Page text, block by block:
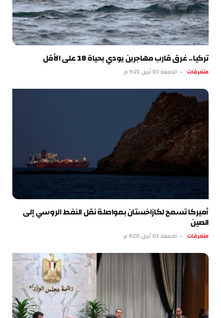
تركيا.. غرق قارب مهاجرين يودي بحياة 18 على الأقل
متفرقات الجمعة 03 أبريل 9:21 م
أميركا تسمح لكازاخستان بمواصلة نقل النفط الروسي إلى
الصين
متفرقات الجمعة 03 أبريل 4:20 م